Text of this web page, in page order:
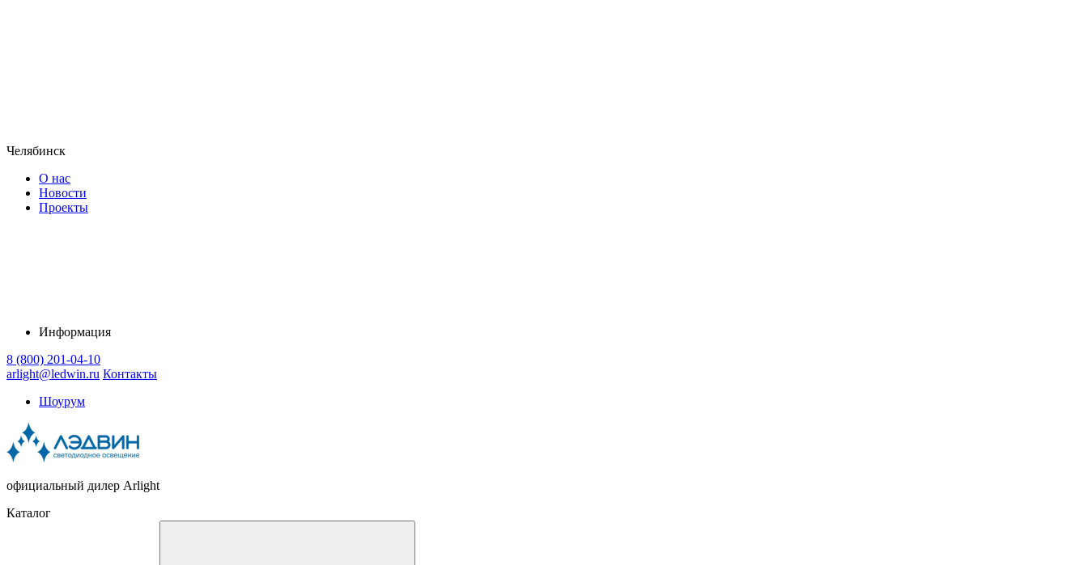
Челябинск
О нас
Новости
Проекты
Информация
8 (800) 201-04-10
arlight@ledwin.ru Контакты
Шоурум
официальный дилер Arlight
Каталог